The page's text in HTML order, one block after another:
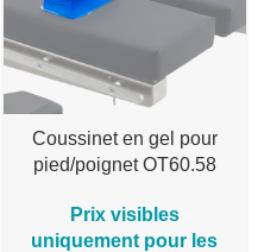
Coussinet en gel pour
pied/poignet OT60.58
Prix visibles
uniquement pour les